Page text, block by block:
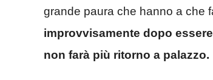
grande paura che hanno a che
improvvisamente dopo
non farà più ritorno a palazzo.